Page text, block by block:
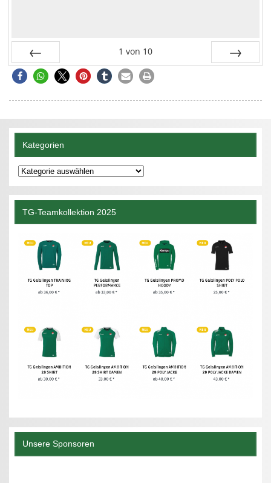
Zurück
1 von 10
Kategorien
Kategorien
TG-Teamkollektion 2025
Unsere Sponsoren